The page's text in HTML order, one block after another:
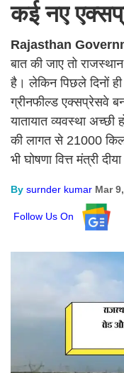
कई नए
Rajasthan
बात की जाए तो
है। लेकिन पिछले दिनों
ग्रीनफील्ड एक्सप्रेसवे
यातायात व्यवस्था
की लागत से 21000
भी घोषणा वित्त मंत्री
By surnder kumar Mar
Follow Us On